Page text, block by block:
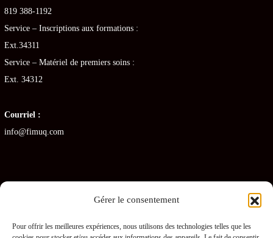
Gérer le consentement
Pour offrir les meilleures expériences, nous utilisons des technologies telles que les
819 388-1192
Service – Inscriptions aux formations :
Ext.34311
Service – Matériel de premiers soins :
Ext. 34312
Courriel :
info@fimuq.com
Articles récents